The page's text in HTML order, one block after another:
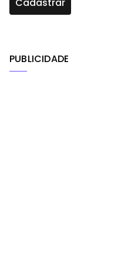
PUBLICIDADE